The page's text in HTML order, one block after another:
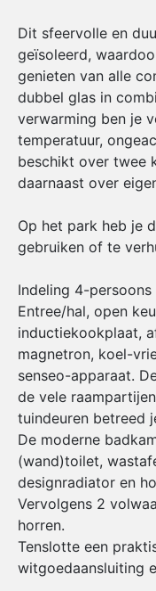
Dit sfeervolle en
geïsoleerd,
genieten van alle
dubbel glas in
verwarming ben je
temperatuur,
beschikt over twee
daarnaast over
Op het park heb je
gebruiken of te
Indeling 4-
Entree/hal, open
inductiekookplaat,
magnetron, koel-
senseo-apparaat.
de vele
tuindeuren betreed
De moderne
(wand)toilet,
designradiator en
Vervolgens 2
horren.
Tenslotte een
witgoedaansluiting